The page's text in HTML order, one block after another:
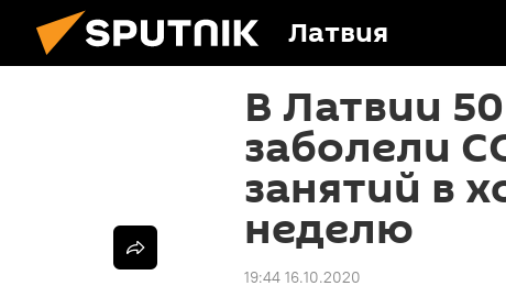
Латвия
В Латвии
заболели
занятий в
неделю
19:44 16.10.2020